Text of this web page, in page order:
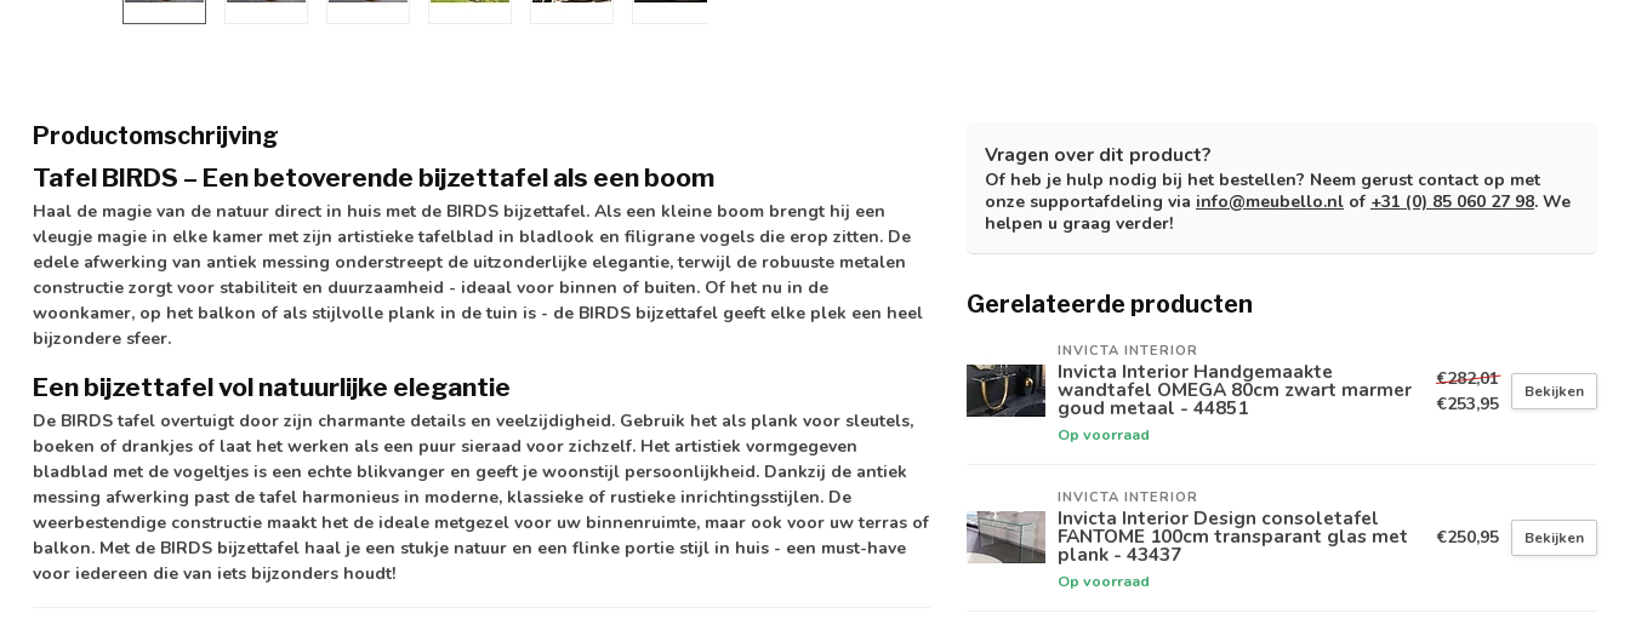
Productomschrijving
Tafel BIRDS – Een betoverende bijzettafel als een boom
Haal de magie van de natuur direct in huis met de BIRDS bijzettafel. Als een kleine boom brengt hij een
vleugje magie in elke kamer met zijn artistieke tafelblad in bladlook en filigrane vogels die erop zitten. De
edele afwerking van antiek messing onderstreept de uitzonderlijke elegantie, terwijl de robuuste metalen
constructie zorgt voor stabiliteit en duurzaamheid - ideaal voor binnen of buiten. Of het nu in de
woonkamer, op het balkon of als stijlvolle plank in de tuin is - de BIRDS bijzettafel geeft elke plek een heel
bijzondere sfeer.
Een bijzettafel vol natuurlijke elegantie
De BIRDS tafel overtuigt door zijn charmante details en veelzijdigheid. Gebruik het als plank voor sleutels,
boeken of drankjes of laat het werken als een puur sieraad voor zichzelf. Het artistiek vormgegeven
bladblad met de vogeltjes is een echte blikvanger en geeft je woonstijl persoonlijkheid. Dankzij de antiek
messing afwerking past de tafel harmonieus in moderne, klassieke of rustieke inrichtingsstijlen. De
weerbestendige constructie maakt het de ideale metgezel voor uw binnenruimte, maar ook voor uw terras of
balkon. Met de BIRDS bijzettafel haal je een stukje natuur en een flinke portie stijl in huis - een must-have
voor iedereen die van iets bijzonders houdt!
Vragen over dit product?
Of heb je hulp nodig bij het bestellen? Neem gerust contact op met
onze supportafdeling via info@meubello.nl of +31 (0) 85 060 27 98. We
helpen u graag verder!
Gerelateerde producten
INVICTA INTERIOR
Invicta Interior Handgemaakte
wandtafel OMEGA 80cm zwart marmer
goud metaal - 44851
Op voorraad
€282,01
€253,95
Bekijken
INVICTA INTERIOR
Invicta Interior Design consoletafel
FANTOME 100cm transparant glas met
plank - 43437
Op voorraad
€250,95 Bekijken